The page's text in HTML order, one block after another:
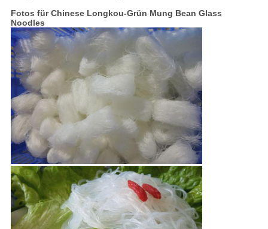
Fotos für Chinese Longkou-Grün Mung Bean Glass
Noodles